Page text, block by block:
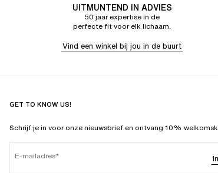
UITMUNTEND IN ADVIES
50 jaar expertise in de
perfecte fit voor elk lichaam.
Vind een winkel bij jou in de buurt
GET TO KNOW US!
Schrijf je in voor onze nieuwsbrief en ontvang 10%
E-mailadres